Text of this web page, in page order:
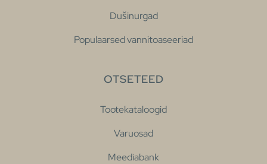
Dušinurgad
Populaarsed vannitoaseeriad
OTSETEED
Tootekataloogid
Varuosad
Meediabank